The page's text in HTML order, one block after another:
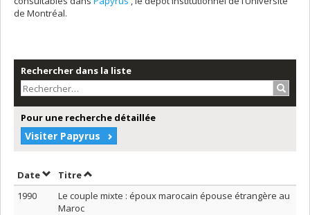
de Montréal.
Rechercher dans la liste
Pour une recherche détaillée
Visiter Papyrus
DateTrier par date en ordre croissant
TitreTrier par titre en ordre croissant
1990
Le couple mixte : époux marocain épouse étrangère au
Maroc